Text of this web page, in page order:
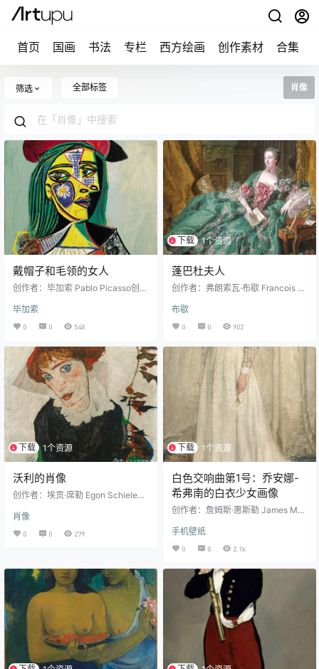
首页 国画 书法 专栏 西方绘画 创作素材 合集
筛选 全部标签 肖像
戴帽子和毛领的女人
创作者：毕加索 Pablo Picasso创作
0 像素作品名称：Woman in Hat an
d Fur Collar (Marie-Therese Walte
r)中文名称：戴帽子和毛领的女人
（玛丽-特蕾莎·沃尔特）风格：立体
主义体裁：肖像画材质：布面油画
现位于：加泰罗尼亚国家艺术博物
馆，巴塞罗那（Museu Nacional
d'Art de…
毕加索
0 0 548
下载 1个资源
蓬巴杜夫人
创作者：弗朗索瓦·布歇 Francois B
3301 × 4381 像素作品名称：Mad
ame de Pompadour风格：洛可可
体裁：肖像画材质：布面油画现位
于：慕尼黑老绘画陈列馆（Alte Pin
akothek, Munich, Germany）实际
尺寸：212 x 164 cm版权信息： Pu
blic Domain（公有领域） 作品介绍
《蓬巴杜夫人…
布歇
0 0 902
下载 1个资源
沃利的肖像
创作者：埃贡·席勒 Egon Schiele创
480 像素作品名称：Portrait of Wall
y中文名称：沃利的肖像风格：表现
主义体裁：肖像画材质：布面油画
seum），维也纳，奥地利版权信
息： Public Domain（公有领域）
作品介绍 机器翻译：这个绰号为W
a…
肖像
0 0 279
下载 1个资源
白色交响曲第1号：乔安娜-
希弗南的白衣少女画像
创作者：詹姆斯·惠斯勒 James Mc
y in White no.1: The White Girl Port
rait of Joanna Hiffernan中文名
称：白色交响曲第1号：乔安娜-希
弗南的白衣少女画像创作年代：186
2艺术风格：现实主义图片解析度：
1280x914像素艺术体裁：肖像画实
际尺寸：214.6 x 108 cm版权信
手机壁纸
0 0 2.1k